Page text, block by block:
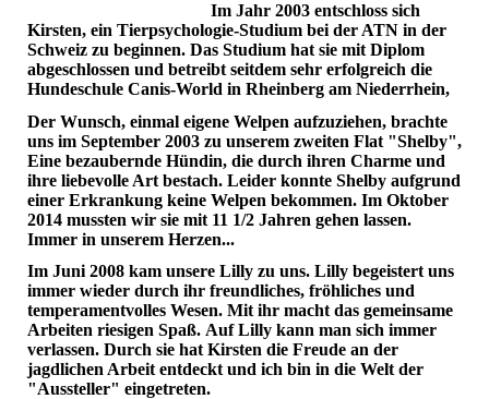
Im Jahr 2003 entschloss sich
Kirsten, ein Tierpsychologie-Studium bei der ATN in der
Schweiz zu beginnen. Das Studium hat sie mit Diplom
abgeschlossen und betreibt seitdem sehr erfolgreich die
Hundeschule Canis-World in Rheinberg am Niederrhein,
Der Wunsch, einmal eigene Welpen aufzuziehen, brachte
uns im September 2003 zu unserem zweiten Flat "Shelby",
Eine bezaubernde Hündin, die durch ihren Charme und
ihre liebevolle Art bestach. Leider konnte Shelby aufgrund
einer Erkrankung keine Welpen bekommen. Im Oktober
2014 mussten wir sie mit 11 1/2 Jahren gehen lassen.
Immer in unserem Herzen...
Im Juni 2008 kam unsere Lilly zu uns. Lilly begeistert uns
immer wieder durch ihr freundliches, fröhliches und
temperamentvolles Wesen. Mit ihr macht das gemeinsame
Arbeiten riesigen Spaß. Auf Lilly kann man sich immer
verlassen. Durch sie hat Kirsten die Freude an der
jagdlichen Arbeit entdeckt und ich bin in die Welt der
"Aussteller" eingetreten.